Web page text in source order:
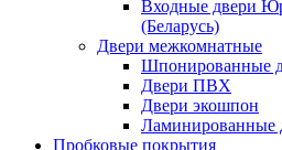
Входные двери
(Беларусь)
Двери межкомнатные
Шпонированные
Двери ПВХ
Двери экошпон
Ламинированные
Пробковые покрытия